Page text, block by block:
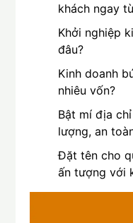
khách ngay
Khởi nghiệp
đâu?
Kinh doanh
nhiêu vốn?
Bật mí địa
lượng, an
Đặt tên cho
ấn tượng với